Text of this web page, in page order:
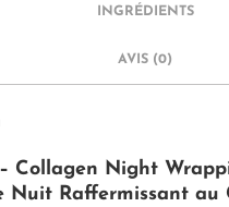
INGRÉDIENTS
AVIS (0)
Collagen Night
Nuit Raffermissant au